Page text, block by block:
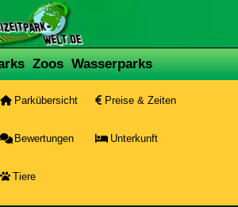
Zoos Wasserparks
Parkübersicht Preise & Zeiten
Bewertungen Unterkunft
Tiere